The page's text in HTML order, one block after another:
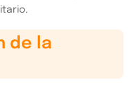
de la